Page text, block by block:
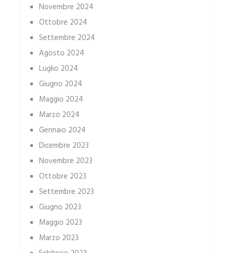
Novembre 2024
Ottobre 2024
Settembre 2024
Agosto 2024
Luglio 2024
Giugno 2024
Maggio 2024
Marzo 2024
Gennaio 2024
Dicembre 2023
Novembre 2023
Ottobre 2023
Settembre 2023
Giugno 2023
Maggio 2023
Marzo 2023